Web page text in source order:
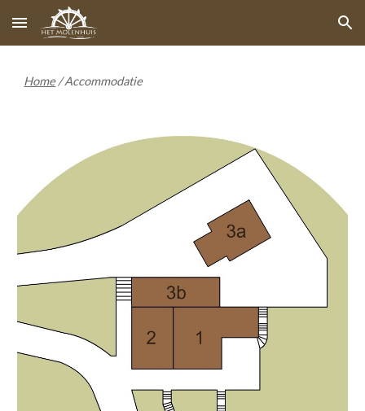
Skip to main content Skip to navigation
Home/ Accommodatie